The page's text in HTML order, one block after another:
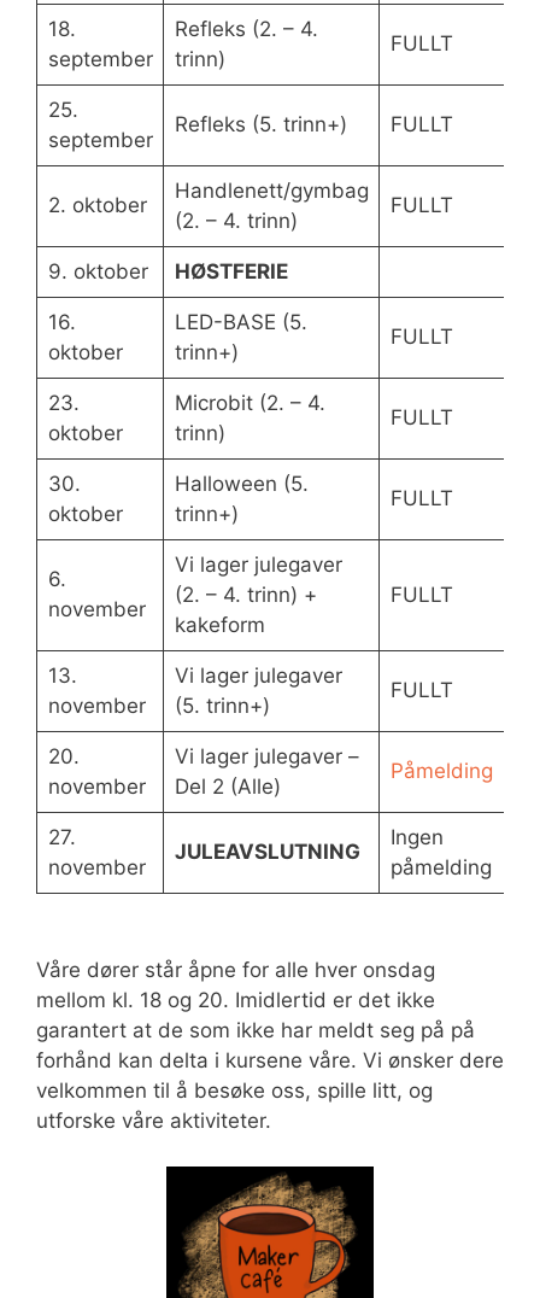
18.
september
Refleks (2. – 4.
trinn)
FULLT
25.
september
Refleks (5. trinn+) FULLT
2. oktober
Handlenett/gymbag
(2. – 4. trinn)
FULLT
9. oktober HØSTFERIE
16.
oktober
LED-BASE (5.
trinn+)
FULLT
23.
oktober
Microbit (2. – 4.
trinn)
FULLT
30.
oktober
Halloween (5.
trinn+)
FULLT
6.
november
Vi lager julegaver
(2. – 4. trinn) +
kakeform
FULLT
13.
november
Vi lager julegaver
(5. trinn+)
FULLT
20.
november
Vi lager julegaver –
Del 2 (Alle)
Påmelding
27.
november
JULEAVSLUTNING
Ingen
påmelding
Våre dører står åpne for alle hver onsdag
mellom kl. 18 og 20. Imidlertid er det ikke
garantert at de som ikke har meldt seg på på
forhånd kan delta i kursene våre. Vi ønsker dere
velkommen til å besøke oss, spille litt, og
utforske våre aktiviteter.